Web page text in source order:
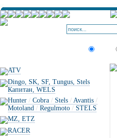
ATV
Dingo, SK, SF, Tungus, Stels
Капитан, WELS
Hunter / Cobra / Stels / Avantis /
Motoland / Regulmoto / STELS
MZ, ETZ
RACER